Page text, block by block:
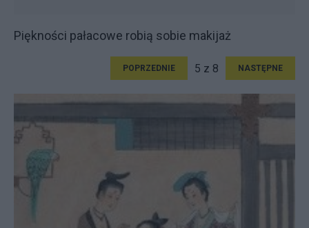
Piękności pałacowe robią sobie makijaż
POPRZEDNIE 5 z 8 NASTĘPNE